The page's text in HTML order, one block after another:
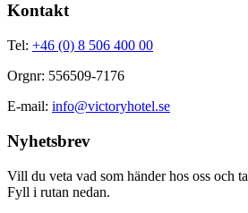
Kontakt
Tel: +46 (0) 8 506 400 00
Orgnr: 556509-7176
E-mail: info@victoryhotel.se
Nyhetsbrev
Vill du veta vad som händer hos oss och
Fyll i rutan nedan.